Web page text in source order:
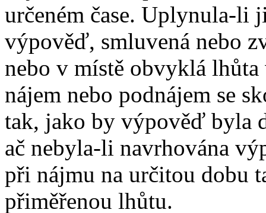
určeném čase. Uplynula-li
výpověď, smluvená nebo
nebo v místě obvyklá
nájem nebo podnájem se
tak, jako by výpověď byla
ač nebyla-li navrhována
při nájmu na určitou dobu
přiměřenou lhůtu.